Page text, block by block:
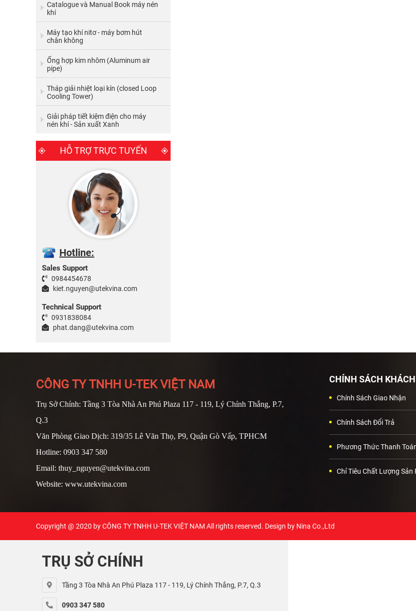
Catalogue và Manual Book máy nén
khí
Máy tạo khí nitơ - máy bơm hút
chân không
Ống hợp kim nhôm (Aluminum air
pipe)
Tháp giải nhiệt loại kín (closed Loop
Cooling Tower)
Giải pháp tiết kiệm điện cho máy
nén khí - Sản xuất Xanh
HỖ TRỢ TRỰC TUYẾN
Hotline:
Sales Support
0984454678
kiet.nguyen@utekvina.com
Technical Support
0931838084
phat.dang@utekvina.com
CÔNG TY TNHH U-TEK VIỆT NAM
Trụ Sở Chính: Tầng 3 Tòa Nhà An Phú Plaza 117 - 119, Lý Chính Thắng, P.7,
Q.3
Văn Phòng Giao Dịch: 319/35 Lê Văn Thọ, P9, Quận Gò Vấp, TPHCM
Hotline: 0903 347 580
Email: thuy_nguyen@utekvina.com
Website: www.utekvina.com
CHÍNH SÁCH
Chính Sách Giao Nhận
Chính Sách Đổi Trả
Phương Thức Thanh
Chỉ Tiêu Chất Lượng Sản
Copyright @ 2020 byCÔNG TY TNHH U-TEK VIỆT NAM All rights reserved. Design by Nina Co.,Ltd
TRỤ SỞ CHÍNH
Tầng 3 Tòa Nhà An Phú Plaza 117 - 119, Lý Chính Thắng, P.7, Q.3
0903 347 580